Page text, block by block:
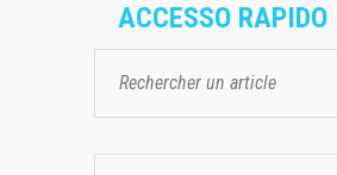
ACCESSO RAPIDO